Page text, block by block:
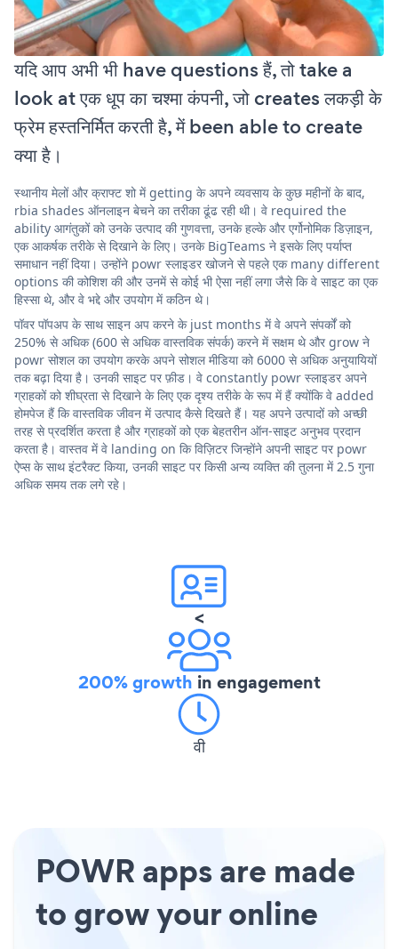
यदि आप अभी भी have questions हैं, तो take a
look at एक धूप का चश्मा कंपनी, जो creates लकड़ी के
फ्रेम हस्तनिर्मित करती है, में been able to create
क्या है।
स्थानीय मेलों और क्राफ्ट शो में getting के अपने व्यवसाय के कुछ महीनों के बाद,
rbia shades ऑनलाइन बेचने का तरीका ढूंढ रही थी। वे required the
ability आगंतुकों को उनके उत्पाद की गुणवत्ता, उनके हल्के और एर्गोनोमिक डिज़ाइन,
एक आकर्षक तरीके से दिखाने के लिए। उनके BigTeams ने इसके लिए पर्याप्त
समाधान नहीं दिया। उन्होंने powr स्लाइडर खोजने से पहले एक many different
options की कोशिश की और उनमें से कोई भी ऐसा नहीं लगा जैसे कि वे साइट का एक
हिस्सा थे, और वे भद्दे और उपयोग में कठिन थे।
पॉवर पॉपअप के साथ साइन अप करने के just months में वे अपने संपर्कों को
250% से अधिक (600 से अधिक वास्तविक संपर्क) करने में सक्षम थे और grow ने
powr सोशल का उपयोग करके अपने सोशल मीडिया को 6000 से अधिक अनुयायियों
तक बढ़ा दिया है। उनकी साइट पर फ़ीड। वे constantly powr स्लाइडर अपने
ग्राहकों को शीघ्रता से दिखाने के लिए एक दृश्य तरीके के रूप में हैं क्योंकि वे added
होमपेज हैं कि वास्तविक जीवन में उत्पाद कैसे दिखते हैं। यह अपने उत्पादों को अच्छी
तरह से प्रदर्शित करता है और ग्राहकों को एक बेहतरीन ऑन-साइट अनुभव प्रदान
करता है। वास्तव में वे landing on कि विज़िटर जिन्होंने अपनी साइट पर powr
ऐप्स के साथ इंटरैक्ट किया, उनकी साइट पर किसी अन्य व्यक्ति की तुलना में 2.5 गुना
अधिक समय तक लगे रहे।
<
200% growth in engagement
वी
POWR apps are made
to grow your online